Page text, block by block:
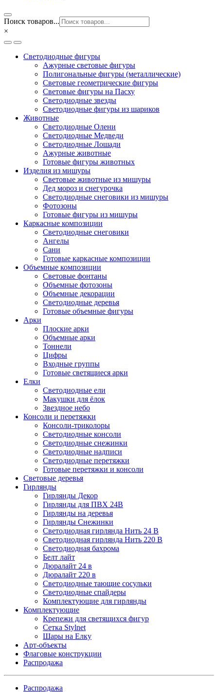
Поиск товаров...
×
Светодиодные фигуры
Ажурные световые фигуры
Полигональные фигуры (металлические)
Световые геометрические фигуры
Световые фигуры на Пасху
Светодиодные звезды
Светодиодные фигуры из шариков
Животные
Светодиодные Олени
Светодиодные Медведи
Светодиодные Лошади
Ажурные животные
Готовые фигуры животных
Изделия из мишуры
Световые животные из мишуры
Дед мороз и снегурочка
Светодиодные снеговики из мишуры
Фотозоны
Готовые фигуры из мишуры
Каркасные композиции
Светодиодные снеговики
Ангелы
Сани
Готовые каркасные композиции
Объемные композиции
Световые фонтаны
Объемные фотозоны
Объемные декорации
Светодиодные деревья
Готовые объемные фигуры
Арки
Плоские арки
Объемные арки
Тоннели
Цифры
Входные группы
Готовые светящиеся арки
Елки
Светодиодные ели
Макушки для ёлок
Звездное небо
Консоли и перетяжки
Консоли-триколоры
Светодиодные консоли
Светодиодные снежинки
Светодиодные надписи
Светодиодные перетяжки
Готовые перетяжки и консоли
Световые деревья
Гирлянды
Гирлянды Декор
Гирлянды для ПВХ 24В
Гирлянды на деревья
Гирлянды Снежинки
Светодиодная гирлянда Нить 24 В
Светодиодная гирлянда Нить 220 В
Светодиодная бахрома
Белт лайт
Дюралайт 24 в
Дюралайт 220 в
Светодиодные тающие сосульки
Светодиодные спайдеры
Комплектующие для гирлянды
Комплектующие
Крепежи для светящихся фигур
Сетка Stylnet
Шары на Елку
Арт-объекты
Флаговые конструкции
Распродажа
Распродажа